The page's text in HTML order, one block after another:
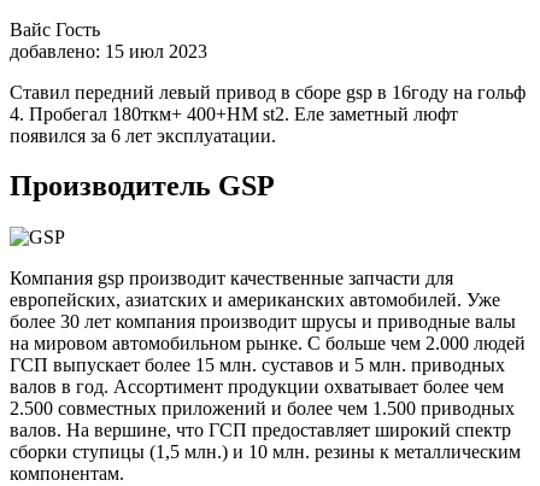
Вайс Гость
добавлено: 15 июл 2023
Ставил передний левый привод в сборе gsp в 16году на гольф
4. Пробегал 180ткм+ 400+НМ st2. Еле заметный люфт
появился за 6 лет эксплуатации.
Производитель GSP
Компания gsp производит качественные запчасти для
европейских, азиатских и американских автомобилей. Уже
более 30 лет компания производит шрусы и приводные валы
на мировом автомобильном рынке. С больше чем 2.000 людей
ГСП выпускает более 15 млн. суставов и 5 млн. приводных
валов в год. Ассортимент продукции охватывает более чем
2.500 совместных приложений и более чем 1.500 приводных
валов. На вершине, что ГСП предоставляет широкий спектр
сборки ступицы (1,5 млн.) и 10 млн. резины к металлическим
компонентам.